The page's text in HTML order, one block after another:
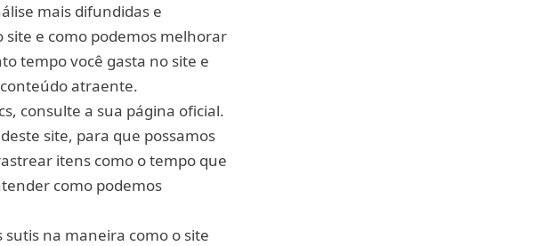
mais difundidas e
site e como podemos melhorar
tempo você gasta no site e
atraente.
consulte a sua página oficial.
site, para que possamos
itens como o tempo que
como podemos
na maneira como o site